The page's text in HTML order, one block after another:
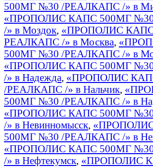
500МГ №30 /РЕАЛКАПС /» в
«ПРОПОЛИС КАПС 500МГ
/» в Моздок, «ПРОПОЛИС
РЕАЛКАПС /» в Москва,
500МГ №30 /РЕАЛКАПС /» в
«ПРОПОЛИС КАПС 500МГ
/» в Надежда, «ПРОПОЛИС
/РЕАЛКАПС /» в Нальчик,
500МГ №30 /РЕАЛКАПС /» в
«ПРОПОЛИС КАПС 500МГ
/» в Невинномысск,
500МГ №30 /РЕАЛКАПС /» в
«ПРОПОЛИС КАПС 500МГ
/» в Нефтекумск, «ПРОПОЛИС